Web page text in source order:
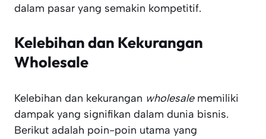
dalam pasar yang semakin kompetitif.
Kelebihan dan Kekurangan
Wholesale
Kelebihan dan kekurangan wholesalememiliki
dampak yang signifikan dalam dunia bisnis.
Berikut adalah poin-poin utama yang